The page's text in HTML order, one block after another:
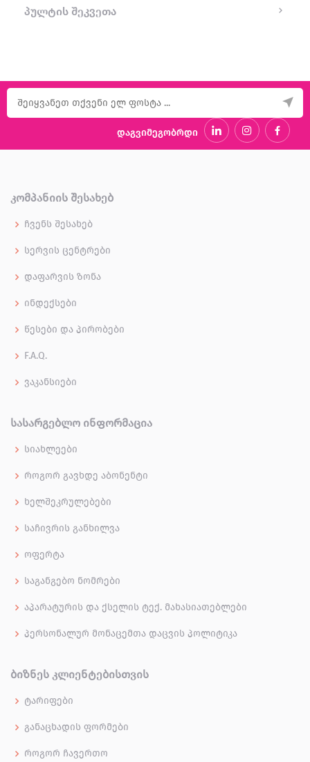
პულტის შეკვეთა
დაგვიმეგობრდი
ᲙᲝᲛᲞᲐᲜᲘᲘᲡ ᲨᲔᲡᲐᲮᲔᲑ
ჩვენს შესახებ
სერვის ცენტრები
დაფარვის ზონა
ინდექსები
წესები და პირობები
F.A.Q.
ვაკანსიები
ᲡᲐᲡᲐᲠᲒᲔᲑᲚᲝ ᲘᲜᲤᲝᲠᲛᲐᲪᲘᲐ
სიახლეები
როგორ გავხდე აბონენტი
ხელშეკრულებები
საჩივრის განხილვა
ოფერტა
საგანგებო ნომრები
აპარატურის და ქსელის ტექ. მახასიათებლები
პერსონალურ მონაცემთა დაცვის პოლიტიკა
ᲑᲘᲖᲜᲔᲡ ᲙᲚᲘᲔᲜᲢᲔᲑᲘᲡᲗᲕᲘᲡ
ტარიფები
განაცხადის ფორმები
როგორ ჩავერთო